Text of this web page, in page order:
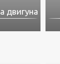
двигуна